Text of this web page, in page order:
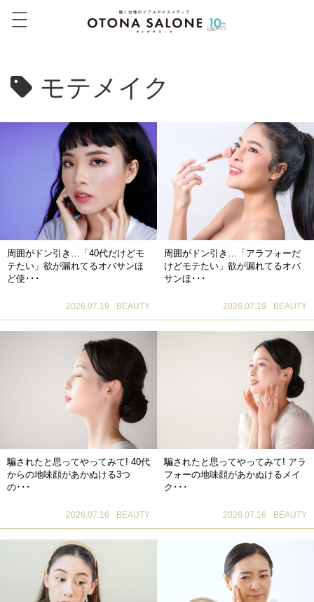
モテメイク
周囲がドン引き…「40代だけどモ
テたい」欲が漏れてるオバサンほ
ど使･･･
2026.07.19 BEAUTY
周囲がドン引き…「アラフォーだ
けどモテたい」欲が漏れてるオバ
サンほ･･･
2026.07.19 BEAUTY
騙されたと思ってやってみて! 40代
からの地味顔があかぬける3つ
の･･･
2026.07.16 BEAUTY
騙されたと思ってやってみて! アラ
フォーの地味顔があかぬけるメイ
ク･･･
2026.07.16 BEAUTY